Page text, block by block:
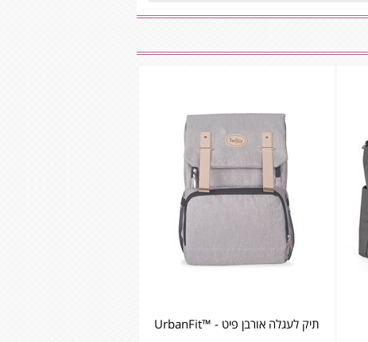
תיק לעגלה אורבן פיט - ™UrbanFit